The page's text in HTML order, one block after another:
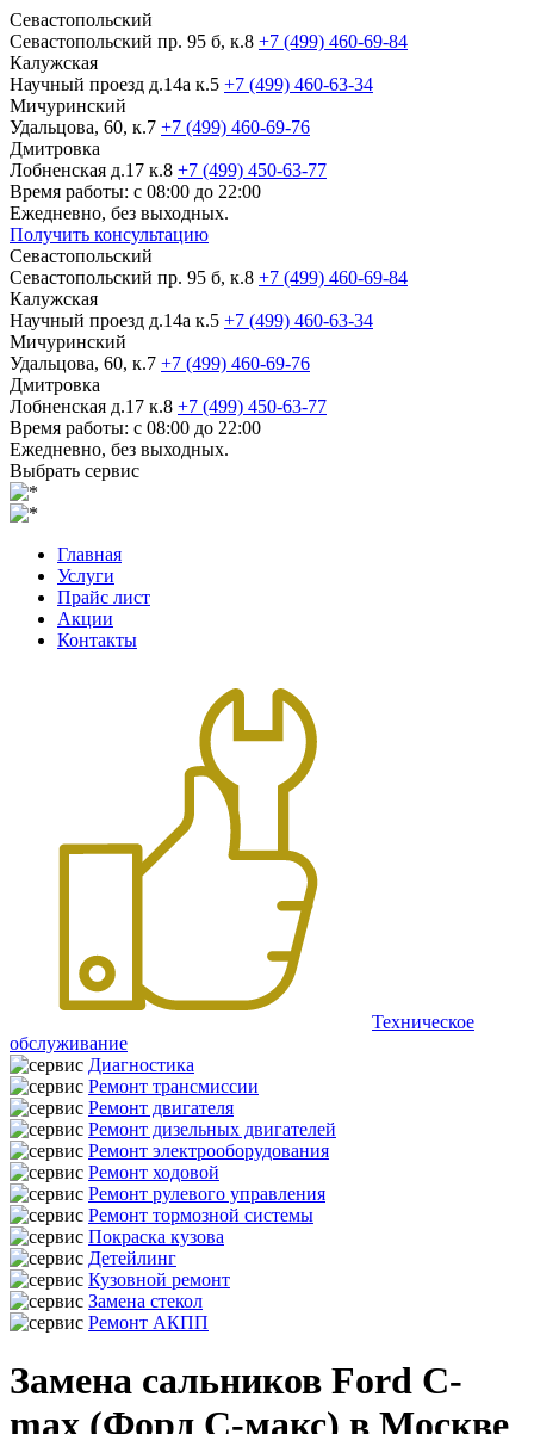
Севастопольский
Севастопольский пр. 95 б, к.8 +7 (499) 460-69-84
Калужская
Научный проезд д.14а к.5 +7 (499) 460-63-34
Мичуринский
Удальцова, 60, к.7 +7 (499) 460-69-76
Дмитровка
Лобненская д.17 к.8 +7 (499) 450-63-77
Время работы: с 08:00 до 22:00
Ежедневно, без выходных.
Получить консультацию
Севастопольский
Севастопольский пр. 95 б, к.8 +7 (499) 460-69-84
Калужская
Научный проезд д.14а к.5 +7 (499) 460-63-34
Мичуринский
Удальцова, 60, к.7 +7 (499) 460-69-76
Дмитровка
Лобненская д.17 к.8 +7 (499) 450-63-77
Время работы: с 08:00 до 22:00
Ежедневно, без выходных.
Выбрать сервис
Главная
Услуги
Прайс лист
Акции
Контакты
Техническое
обслуживание
Диагностика
Ремонт трансмиссии
Ремонт двигателя
Ремонт дизельных двигателей
Ремонт электрооборудования
Ремонт ходовой
Ремонт рулевого управления
Ремонт тормозной системы
Покраска кузова
Детейлинг
Кузовной ремонт
Замена стекол
Ремонт АКПП
Замена сальников Ford C-
max (Форд С-макс) в Москве